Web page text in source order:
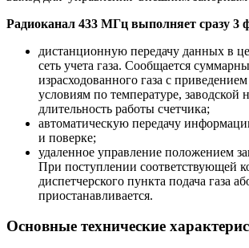
Радиоканал 433 МГц выполняет сразу 3
дистанционную передачу данных в
сеть учета газа. Сообщается
израсходованного газа с
условиям по температуре, заводской
длительность работы счетчика;
автоматическую передачу
и поверке;
удаленное управление положением
При поступлении соответствующей
диспетчерского пункта подача газа
приостанавливается.
Основные технические